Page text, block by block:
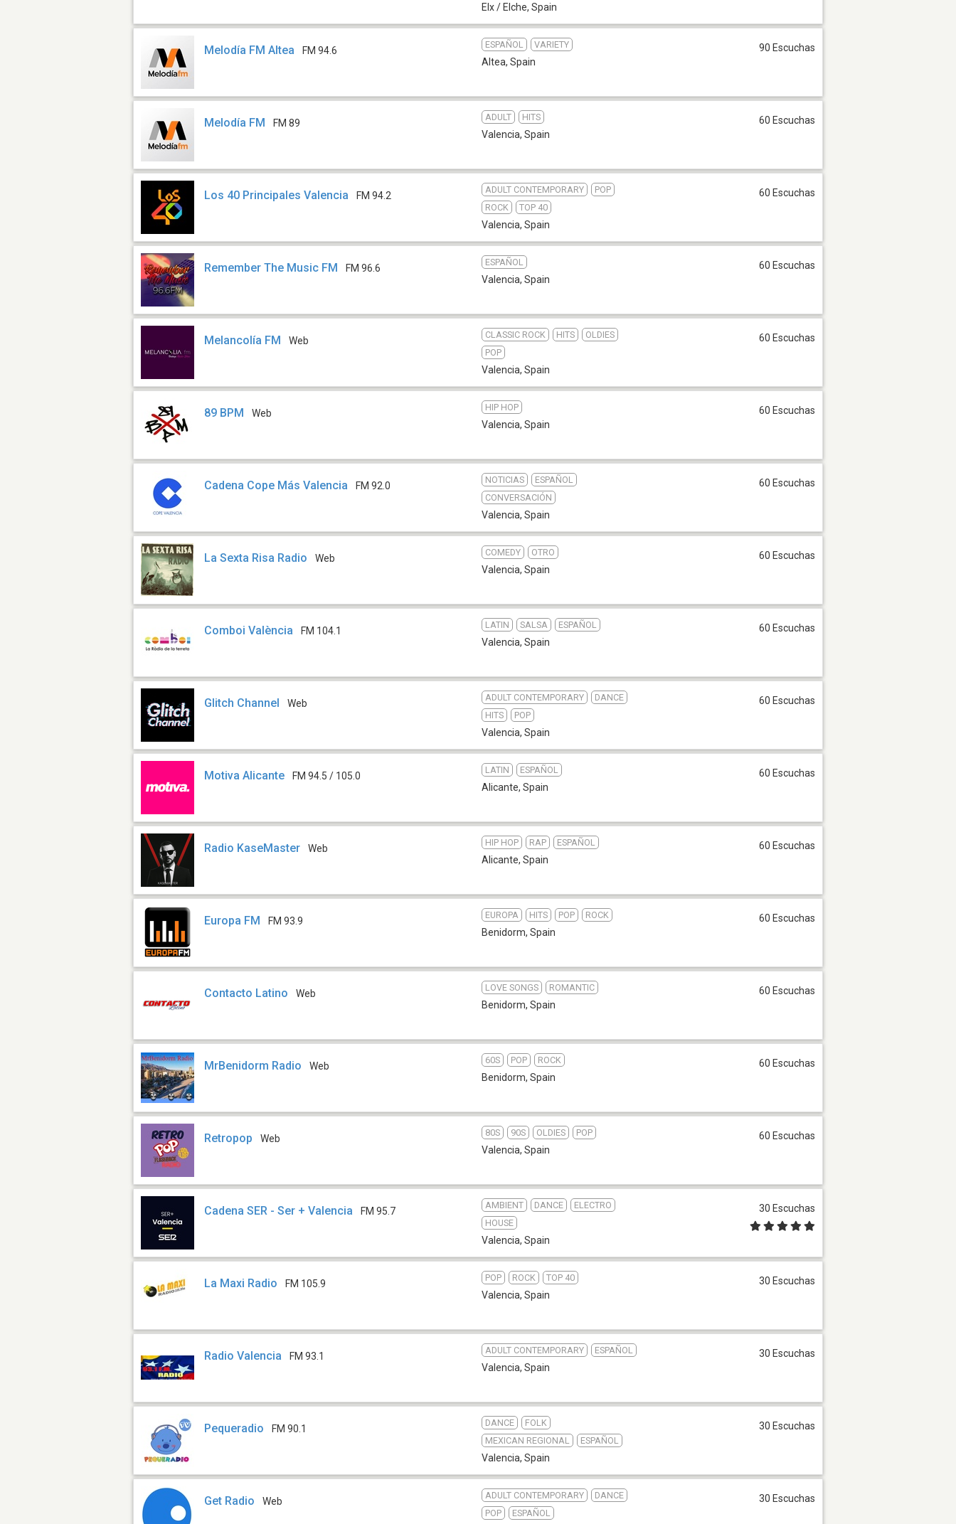
Elx / Elche, Spain
Melodía FM Altea FM 94.6
ESPAÑOL VARIETY
Altea, Spain
90 Escuchas
Melodía FM FM 89
ADULT HITS
Valencia, Spain
60 Escuchas
Los 40 Principales Valencia FM 94.2
ADULT CONTEMPORARY
POP
ROCK
TOP 40
Valencia, Spain
60 Escuchas
Remember The Music FM FM 96.6
ESPAÑOL
Valencia, Spain
60 Escuchas
Melancolía FM Web
CLASSIC ROCK HITS
OLDIES
POP
Valencia, Spain
60 Escuchas
89 BPM Web
HIP HOP
Valencia, Spain
60 Escuchas
Cadena Cope Más Valencia FM 92.0
NOTICIAS
ESPAÑOL
CONVERSACIÓN
Valencia, Spain
60 Escuchas
La Sexta Risa Radio Web
COMEDY OTRO
Valencia, Spain
60 Escuchas
Comboi València FM 104.1
LATIN SALSA ESPAÑOL
Valencia, Spain
60 Escuchas
Glitch Channel Web
ADULT CONTEMPORARY
DANCE
HITS
POP
Valencia, Spain
60 Escuchas
Motiva Alicante FM 94.5 / 105.0
LATIN ESPAÑOL
Alicante, Spain
60 Escuchas
Radio KaseMaster Web
HIP HOP RAP ESPAÑOL
Alicante, Spain
60 Escuchas
Europa FM FM 93.9
EUROPA HITS POP ROCK
Benidorm, Spain
60 Escuchas
Contacto Latino Web
LOVE SONGS ROMANTIC
Benidorm, Spain
60 Escuchas
MrBenidorm Radio Web
60S POP ROCK
Benidorm, Spain
60 Escuchas
Retropop Web
80S 90S OLDIES POP
Valencia, Spain
60 Escuchas
Cadena SER - Ser + Valencia FM 95.7
AMBIENT DANCE
ELECTRO
HOUSE
Valencia, Spain
30 Escuchas
La Maxi Radio FM 105.9
POP ROCK TOP 40
Valencia, Spain
30 Escuchas
Radio Valencia FM 93.1
ADULT CONTEMPORARY ESPAÑOL
Valencia, Spain
30 Escuchas
Pequeradio FM 90.1
DANCE
FOLK
MEXICAN REGIONAL
ESPAÑOL
Valencia, Spain
30 Escuchas
Get Radio Web
ADULT CONTEMPORARY
DANCE
POP
ESPAÑOL
30 Escuchas